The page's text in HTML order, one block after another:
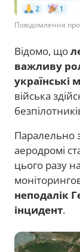
Повідомлення
Відомо, що
важливу
українські
війська
Паралельно
аеродромі
цього разу
неподалік
інцидент.